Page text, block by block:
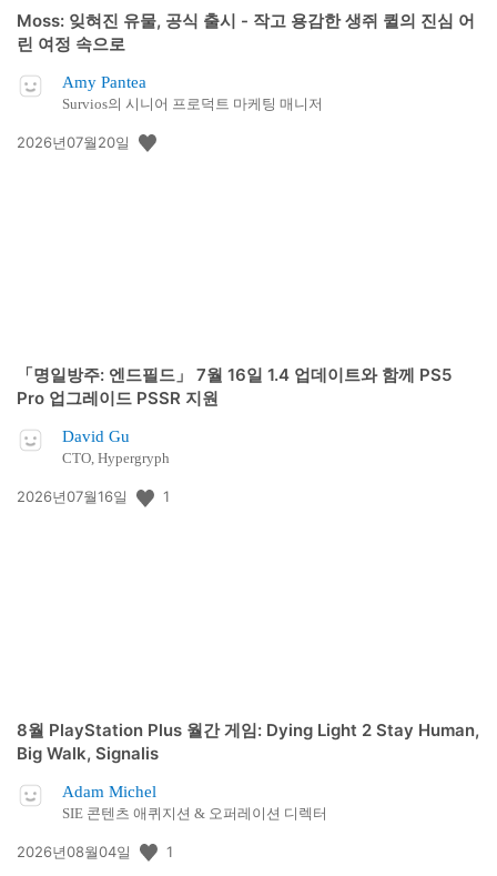
Moss: 잊혀진 유물, 공식 출시 - 작고 용감한 생쥐 퀼의 진심 어
린 여정 속으로
Amy Pantea
Survios의 시니어 프로덕트 마케팅 매니저
공
2026년07월20일
「명일방주: 엔드필드」 7월 16일 1.4 업데이트와 함께 PS5
Pro 업그레이드 PSSR 지원
David Gu
CTO, Hypergryph
공
2026년07월16일 1
8월 PlayStation Plus 월간 게임: Dying Light 2 Stay Human,
Big Walk, Signalis
Adam Michel
SIE 콘텐츠 애퀴지션 & 오퍼레이션 디렉터
공
2026년08월04일 1